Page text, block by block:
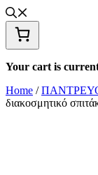
Your cart is
Home /
διακοσμητικό